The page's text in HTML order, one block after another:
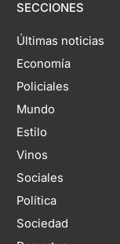
SECCIONES
Últimas noticias
Economía
Policiales
Mundo
Estilo
Vinos
Sociales
Política
Sociedad